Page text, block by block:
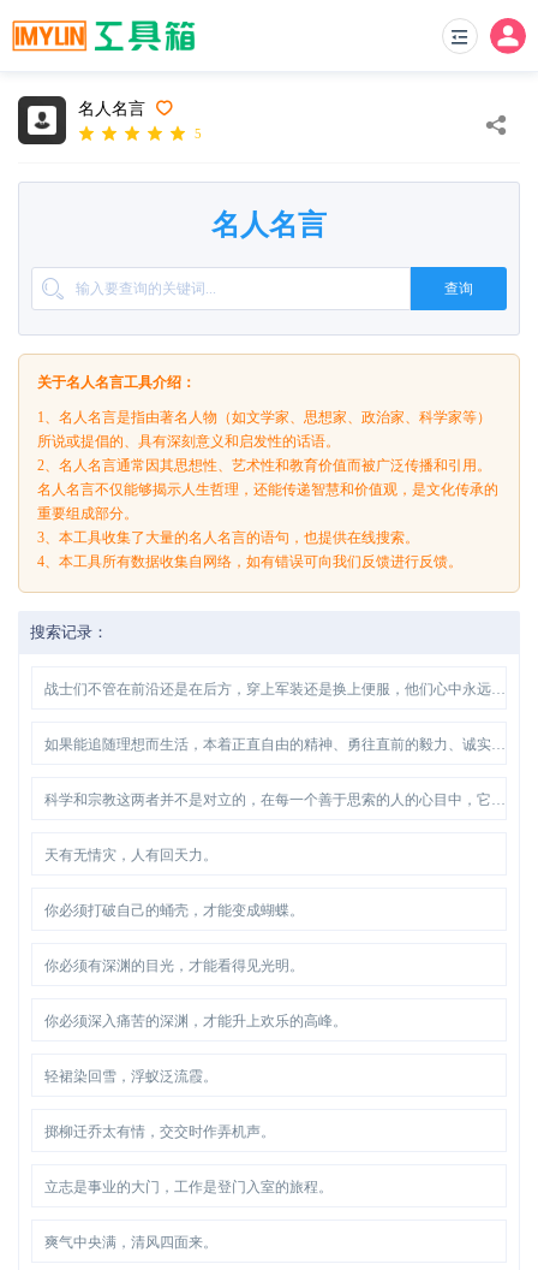
名人名言
5
名人名言
查询
关于名人名言工具介绍：
1、名人名言是指由著名人物（如文学家、思想家、政治家、科学家等）
所说或提倡的、具有深刻意义和启发性的话语。
2、名人名言通常因其思想性、艺术性和教育价值而被广泛传播和引用。
名人名言不仅能够揭示人生哲理，还能传递智慧和价值观，是文化传承的
重要组成部分。
3、本工具收集了大量的名人名言的语句，也提供在线搜索。
4、本工具所有数据收集自网络，如有错误可向我们反馈进行反馈。
搜索记录：
战士们不管在前沿还是在后方，穿上军装还是换上便服，他们心中永远飘扬着一面不倒的国旗。
如果能追随理想而生活，本着正直自由的精神、勇往直前的毅力、诚实不自欺的思想而行，则定能臻于至美至善的境地。
科学和宗教这两者并不是对立的，在每一个善于思索的人的心目中，它们是相互补充的。
天有无情灾，人有回天力。
你必须打破自己的蛹壳，才能变成蝴蝶。
你必须有深渊的目光，才能看得见光明。
你必须深入痛苦的深渊，才能升上欢乐的高峰。
轻裙染回雪，浮蚁泛流霞。
掷柳迁乔太有情，交交时作弄机声。
立志是事业的大门，工作是登门入室的旅程。
爽气中央满，清风四面来。